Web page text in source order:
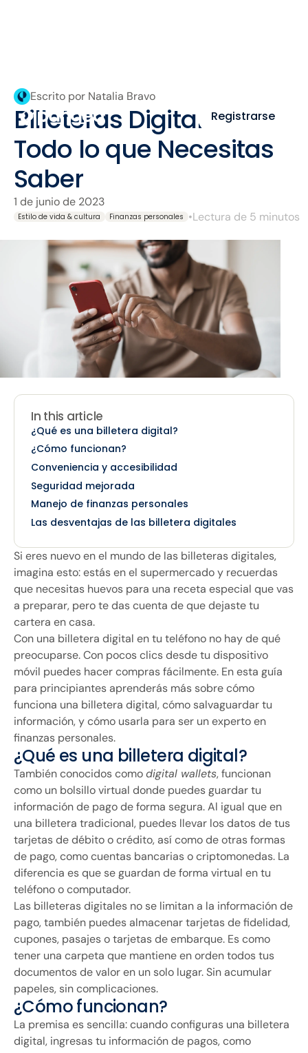
Registrarse
Escrito por Natalia Bravo
Billeteras Digitales:
Todo lo que Necesitas
Saber
1 de junio de 2023
Estilo de vida & cultura Finanzas personales •Lectura de 5 minutos
In this article
¿Qué es una billetera digital?
¿Cómo funcionan?
Conveniencia y accesibilidad
Seguridad mejorada
Manejo de finanzas personales
Las desventajas de las billetera digitales
Si eres nuevo en el mundo de las billeteras digitales,
imagina esto: estás en el supermercado y recuerdas
que necesitas huevos para una receta especial que vas
a preparar, pero te das cuenta de que dejaste tu
cartera en casa.
Con una billetera digital en tu teléfono no hay de qué
preocuparse. Con pocos clics desde tu dispositivo
móvil puedes hacer compras fácilmente. En esta guía
para principiantes aprenderás más sobre cómo
funciona una billetera digital, cómo salvaguardar tu
información, y cómo usarla para ser un experto en
finanzas personales.
¿Qué es una billetera digital?
También conocidos comodigital wallets, funcionan
como un bolsillo virtual donde puedes guardar tu
información de pago de forma segura. Al igual que en
una billetera tradicional, puedes llevar los datos de tus
tarjetas de débito o crédito, así como de otras formas
de pago, como cuentas bancarias o criptomonedas. La
diferencia es que se guardan de forma virtual en tu
teléfono o computador.
Las billeteras digitales no se limitan a la información de
pago, también puedes almacenar tarjetas de fidelidad,
cupones, pasajes o tarjetas de embarque. Es como
tener una carpeta que mantiene en orden todos tus
documentos de valor en un solo lugar. Sin acumular
papeles, sin complicaciones.
¿Cómo funcionan?
La premisa es sencilla: cuando configuras una billetera
digital, ingresas tu información de pagos, como